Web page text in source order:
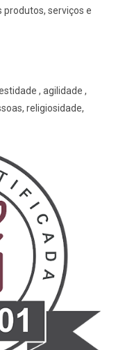
produtos, serviços e
, agilidade ,
religiosidade,